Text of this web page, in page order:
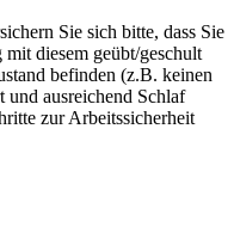
Sie sich bitte, dass Sie
diesem geübt/geschult
befinden (z.B. keinen
ausreichend Schlaf
zur Arbeitssicherheit